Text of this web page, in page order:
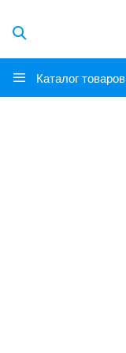
Каталог товаров